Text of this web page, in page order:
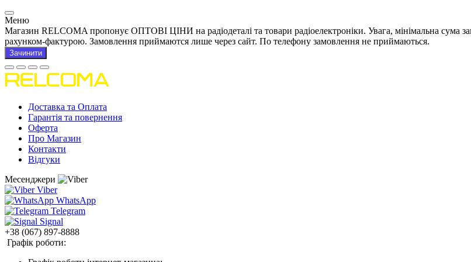
Меню
Магазин RELCOMA пропонує ОПТОВІ ЦІНИ на радіодеталі та товари радіоелектроніки. Увага, мінімальна сума
рахунком-фактурою. Замовлення приймаются лише через сайт. По телефону замовлення не приймаються.
Зачинити
Доставка та Оплата
Гарантія та повернення
Оферта
Про Магазин
Контакти
Відгуки
Месенджери
Viber
WhatsApp
Telegram
Signal
+38 (067) 897-8888
Графік роботи: